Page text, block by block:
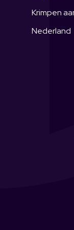
Krimpen
Nederland